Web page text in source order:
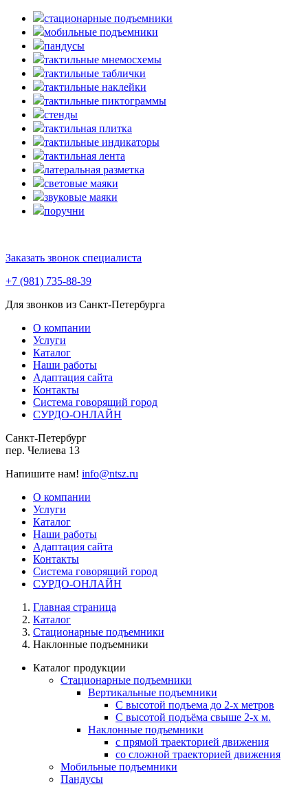
стационарные подъемники
мобильные подъемники
пандусы
тактильные мнемосхемы
тактильные таблички
тактильные наклейки
тактильные пиктограммы
стенды
тактильная плитка
тактильные индикаторы
тактильная лента
латеральная разметка
световые маяки
звуковые маяки
поручни
Заказать звонок специалиста
+7 (981) 735-88-39
Для звонков из Санкт-Петербурга
О компании
Услуги
Каталог
Наши работы
Адаптация сайта
Контакты
Система говорящий город
СУРДО-ОНЛАЙН
Санкт-Петербург
пер. Челиева 13
Напишите нам! info@ntsz.ru
О компании
Услуги
Каталог
Наши работы
Адаптация сайта
Контакты
Система говорящий город
СУРДО-ОНЛАЙН
Главная страница
Каталог
Стационарные подъемники
Наклонные подъемники
Каталог продукции
Стационарные подъемники
Вертикальные подъемники
С высотой подъема до 2-х метров
С высотой подъёма свыше 2-х м.
Наклонные подъемники
с прямой траекторией движения
со сложной траекторией движения
Мобильные подъемники
Пандусы